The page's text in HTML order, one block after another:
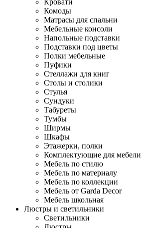
Кровати
Комоды
Матрасы для спальни
Мебельные консоли
Напольные подставки
Подставки под цветы
Полки мебельные
Пуфики
Стеллажи для книг
Столы и столики
Стулья
Сундуки
Табуреты
Тумбы
Ширмы
Шкафы
Этажерки, полки
Комплектующие для мебели
Мебель по стилю
Мебель по материалу
Мебель по коллекции
Мебель от Garda Decor
Мебель школьная
Люстры и светильники
Светильники